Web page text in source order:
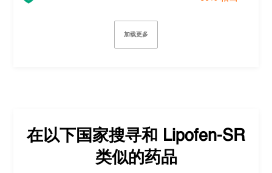
加载更多
在以下国家搜寻和
Lipofen-SR
类似的药品